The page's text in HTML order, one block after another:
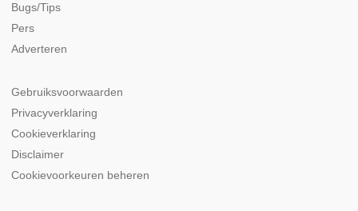
Bugs/Tips
Pers
Adverteren
Gebruiksvoorwaarden
Privacyverklaring
Cookieverklaring
Disclaimer
Cookievoorkeuren beheren